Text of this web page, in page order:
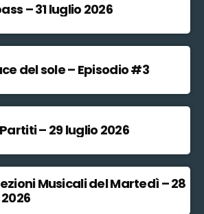
– 31 luglio 2026
del sole – Episodio #3
– 29 luglio 2026
Musicali del Martedì – 28